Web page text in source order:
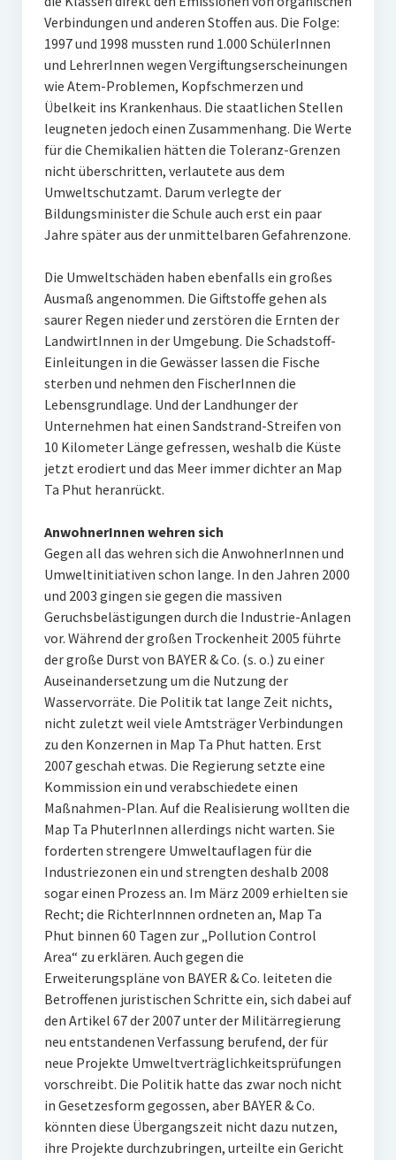
Verbindungen und anderen Stoffen aus. Die Folge:
1997 und 1998 mussten rund 1.000 SchülerInnen
und LehrerInnen wegen Vergiftungserscheinungen
wie Atem-Problemen, Kopfschmerzen und
Übelkeit ins Krankenhaus. Die staatlichen Stellen
leugneten jedoch einen Zusammenhang. Die Werte
für die Chemikalien hätten die Toleranz-Grenzen
nicht überschritten, verlautete aus dem
Umweltschutzamt. Darum verlegte der
Bildungsminister die Schule auch erst ein paar
Jahre später aus der unmittelbaren Gefahrenzone.
Die Umweltschäden haben ebenfalls ein großes
Ausmaß angenommen. Die Giftstoffe gehen als
saurer Regen nieder und zerstören die Ernten der
LandwirtInnen in der Umgebung. Die Schadstoff-
Einleitungen in die Gewässer lassen die Fische
sterben und nehmen den FischerInnen die
Lebensgrundlage. Und der Landhunger der
Unternehmen hat einen Sandstrand-Streifen von
10 Kilometer Länge gefressen, weshalb die Küste
jetzt erodiert und das Meer immer dichter an Map
Ta Phut heranrückt.
AnwohnerInnen wehren sich
Gegen all das wehren sich die AnwohnerInnen und
Umweltinitiativen schon lange. In den Jahren 2000
und 2003 gingen sie gegen die massiven
Geruchsbelästigungen durch die Industrie-Anlagen
vor. Während der großen Trockenheit 2005 führte
der große Durst von BAYER & Co. (s. o.) zu einer
Auseinandersetzung um die Nutzung der
Wasservorräte. Die Politik tat lange Zeit nichts,
nicht zuletzt weil viele Amtsträger Verbindungen
zu den Konzernen in Map Ta Phut hatten. Erst
2007 geschah etwas. Die Regierung setzte eine
Kommission ein und verabschiedete einen
Maßnahmen-Plan. Auf die Realisierung wollten die
Map Ta PhuterInnen allerdings nicht warten. Sie
forderten strengere Umweltauflagen für die
Industriezonen ein und strengten deshalb 2008
sogar einen Prozess an. Im März 2009 erhielten sie
Recht; die RichterInnnen ordneten an, Map Ta
Phut binnen 60 Tagen zur „Pollution Control
Area“ zu erklären. Auch gegen die
Erweiterungspläne von BAYER & Co. leiteten die
Betroffenen juristischen Schritte ein, sich dabei auf
den Artikel 67 der 2007 unter der Militärregierung
neu entstandenen Verfassung berufend, der für
neue Projekte Umweltverträglichkeitsprüfungen
vorschreibt. Die Politik hatte das zwar noch nicht
in Gesetzesform gegossen, aber BAYER & Co.
könnten diese Übergangszeit nicht dazu nutzen,
ihre Projekte durchzubringen, urteilte ein Gericht